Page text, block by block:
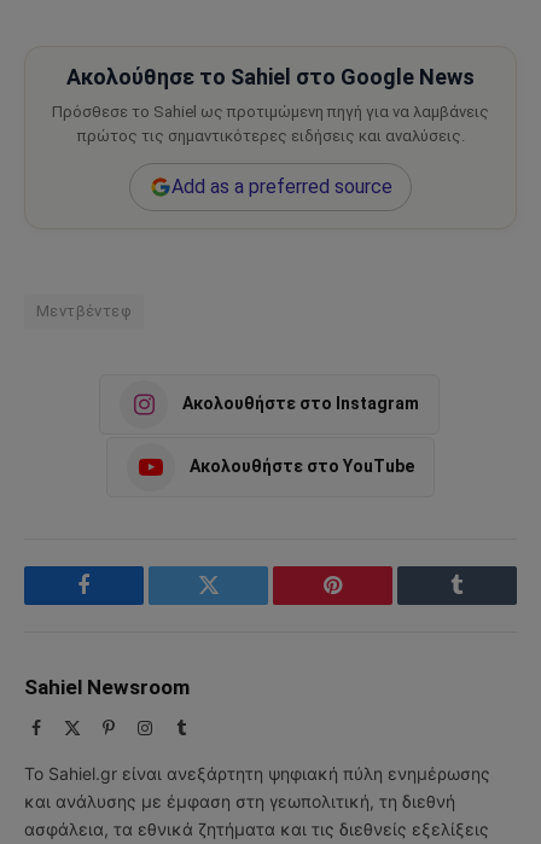
Ακολούθησε το Sahiel στο Google News
Πρόσθεσε το Sahiel ως προτιμώμενη πηγή για να λαμβάνεις
πρώτος τις σημαντικότερες ειδήσεις και αναλύσεις.
Add as a preferred source
Μεντβέντεφ
Ακολουθήστε στο Instagram
Ακολουθήστε στο YouTube
Facebook Twitter Pinterest Tumblr
Sahiel Newsroom
Facebook PinterestInstagram
Tumblr
Το Sahiel.gr είναι ανεξάρτητη ψηφιακή πύλη ενημέρωσης
και ανάλυσης με έμφαση στη γεωπολιτική, τη διεθνή
ασφάλεια, τα εθνικά ζητήματα και τις διεθνείς εξελίξεις